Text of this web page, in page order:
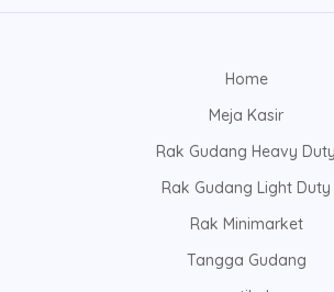
Home
Meja Kasir
Rak Gudang Heavy Duty
Rak Gudang Light Duty
Rak Minimarket
Tangga Gudang